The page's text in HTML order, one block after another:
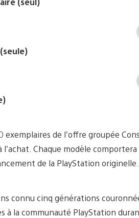
de l’offre groupée
Chaque modèle comportera
de la PlayStation originelle.
connu cinq générations
à la communauté PlayStation